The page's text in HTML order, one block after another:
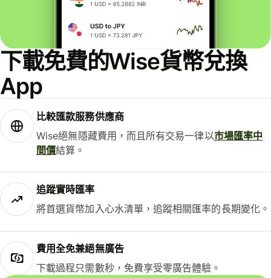
下載免費的Wise貨幣兌換
App
比較匯款服務供應商
Wise絕無隱藏費用，而且所有交易一律以市場匯率中
間價結算。
追蹤實時匯率
將首選貨幣加入心水清單，追蹤相關匯率的長期變化。
費用全免兼絕無廣告
下載過程只需數秒，免費享受零廣告體驗。